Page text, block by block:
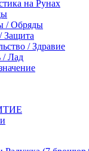
на Рунах
/ Обряды
Защита
/ Здравие
/ Лад